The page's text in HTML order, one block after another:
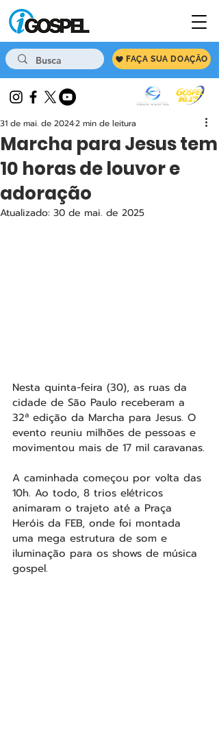
FAÇA SUA DOAÇÃO
Marcha para Jesus tem
10 horas de louvor e
adoração
31 de mai. de 20242 min de leitura
Atualizado: 30 de mai. de 2025
Nesta quinta-feira (30), as ruas da
cidade de São Paulo receberam a
32ª edição da Marcha para Jesus. O
evento reuniu milhões de pessoas e
movimentou mais de 17 mil caravanas.
A caminhada começou por volta das
10h. Ao todo, 8 trios elétricos
animaram o trajeto até a Praça
Heróis da FEB, onde foi montada
uma mega estrutura de som e
iluminação para os shows de música
gospel.